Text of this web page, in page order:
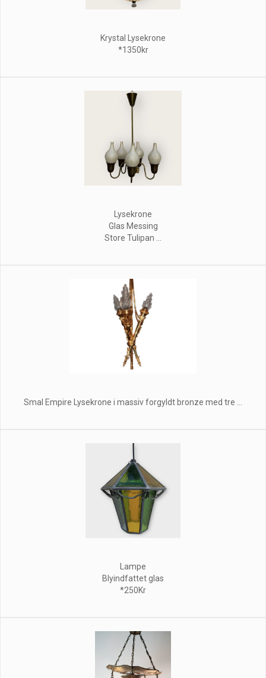
Krystal Lysekrone
*1350kr
Lysekrone
Glas Messing
Store Tulipan ...
Smal Empire Lysekrone i massiv forgyldt bronze med tre ...
Lampe
Blyindfattet glas
*250Kr